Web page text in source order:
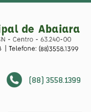
(88) 3558.1399